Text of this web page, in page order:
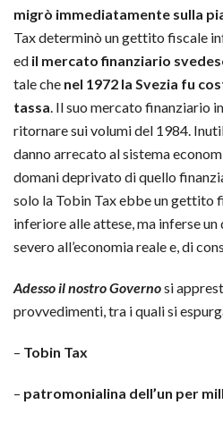
migrò immediatamente sulla
Tax determinò un gettito fiscale
ed il mercato finanziario
tale che nel 1972 la Svezia fu
tassa. Il suo mercato finanziario
ritornare sui volumi del 1984.
danno arrecato al sistema
domani deprivato di quello
solo la Tobin Tax ebbe un gettito
inferiore alle attese, ma inferse
severo all’economia reale e, di
Adesso il nostro Governosi
provvedimenti, tra i quali si
– Tobin Tax
– patromonialina dell’un per